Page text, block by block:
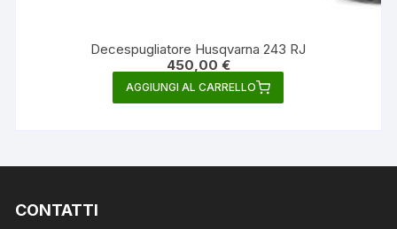
Decespugliatore Husqvarna 243 RJ
450,00 €
AGGIUNGI AL CARRELLO
CONTATTI